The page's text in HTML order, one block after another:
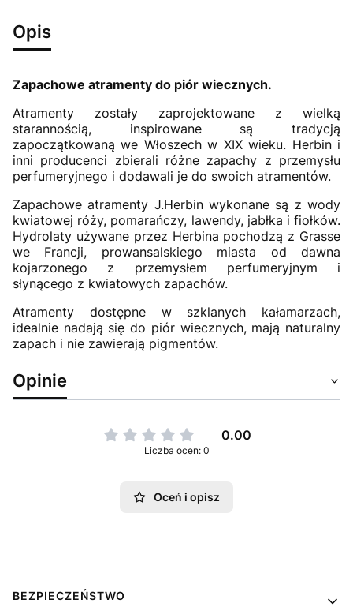
Opis
Zapachowe atramenty do piór wiecznych.
Atramenty zostały zaprojektowane z wielką
starannością, inspirowane są tradycją
zapoczątkowaną we Włoszech w XIX wieku. Herbin i
inni producenci zbierali różne zapachy z przemysłu
perfumeryjnego i dodawali je do swoich atramentów.
Zapachowe atramenty J.Herbin wykonane są z wody
kwiatowej róży, pomarańczy, lawendy, jabłka i fiołków.
Hydrolaty używane przez Herbina pochodzą z Grasse
we Francji, prowansalskiego miasta od dawna
kojarzonego z przemysłem perfumeryjnym i
słynącego z kwiatowych zapachów.
Atramenty dostępne w szklanych kałamarzach,
idealnie nadają się do piór wiecznych, mają naturalny
zapach i nie zawierają pigmentów.
Opinie
0.00
Liczba ocen: 0
Oceń i opisz
Linki w stopce
BEZPIECZEŃSTWO